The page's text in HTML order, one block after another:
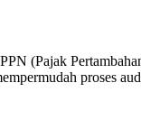
(Pajak
proses